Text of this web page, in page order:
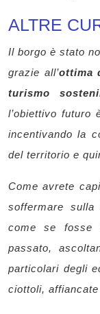
ALTRE
Il borgo è stato
grazie all’ottima
turismo
l’obiettivo futuro
incentivando la
del territorio e
Come avrete
soffermare
come se fosse
passato,
particolari degli
ciottoli,